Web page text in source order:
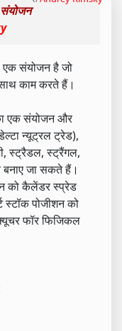
संयोजन है जो
काम करते हैं।
एक संयोजन और
न्यूट्रल ट्रेड),
स्ट्रैडल, स्ट्रैंगल,
बनाए जा सकते हैं।
को कैलेंडर स्प्रेड
स्टॉक पोजीशन को
फॉर फिजिकल